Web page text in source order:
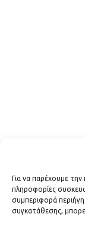
Για να παρέχουμε
πληροφορίες
συμπεριφορά
συγκατάθεσης,